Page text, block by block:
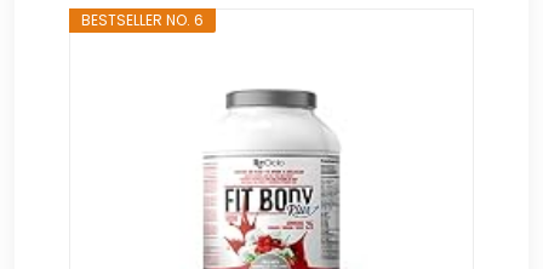
BESTSELLER NO. 6